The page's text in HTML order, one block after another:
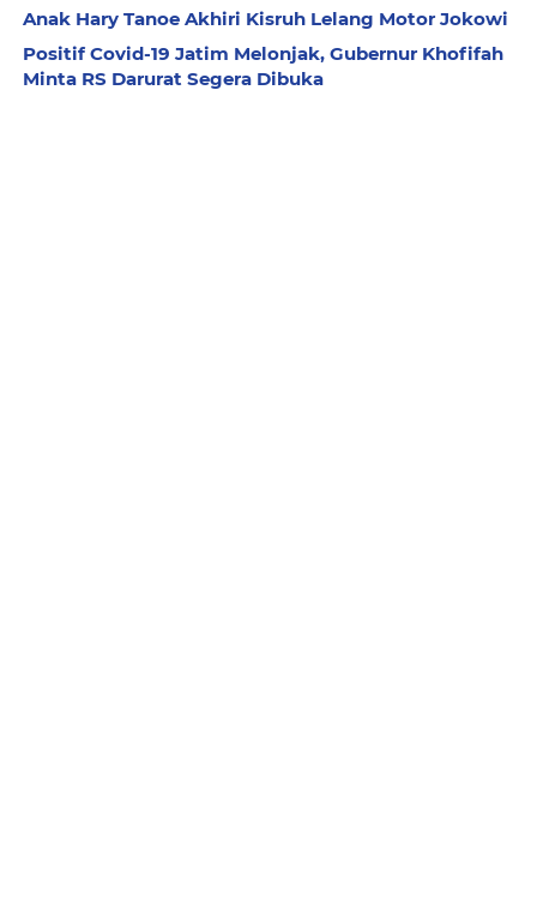
Anak Hary Tanoe Akhiri Kisruh Lelang Motor Jokowi
Positif Covid-19 Jatim Melonjak, Gubernur Khofifah
Minta RS Darurat Segera Dibuka